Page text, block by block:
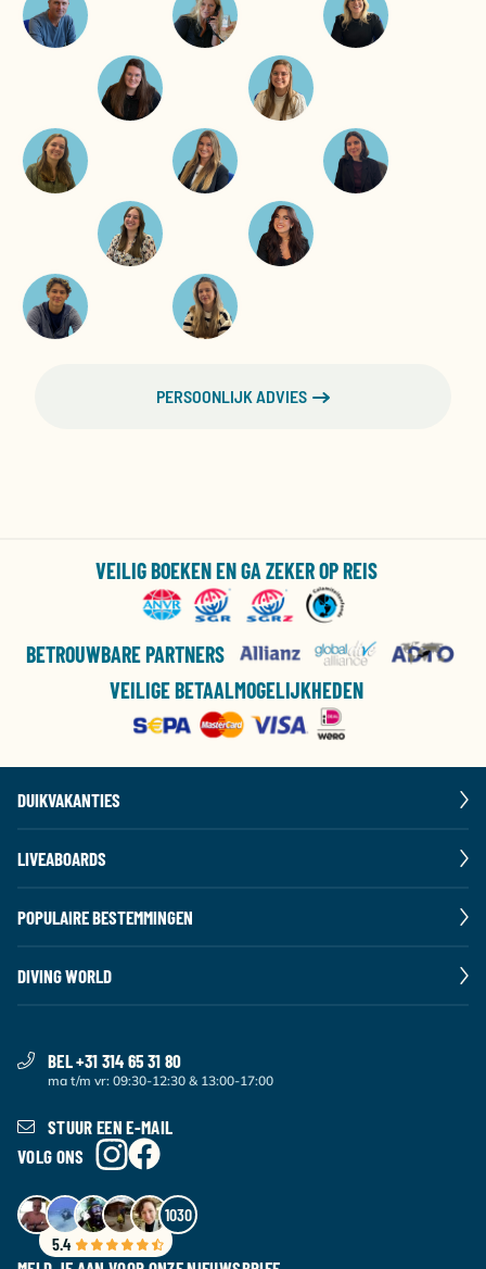
PERSOONLIJK ADVIES
VEILIG BOEKEN EN GA ZEKER OP REIS
BETROUWBARE PARTNERS
VEILIGE BETAALMOGELIJKHEDEN
DUIKVAKANTIES
LIVEABOARDS
POPULAIRE BESTEMMINGEN
DIVING WORLD
BEL +31 314 65 31 80
ma t/m vr: 09:30-12:30 & 13:00-17:00
STUUR EEN E-MAIL
VOLG ONS
1030
5.4